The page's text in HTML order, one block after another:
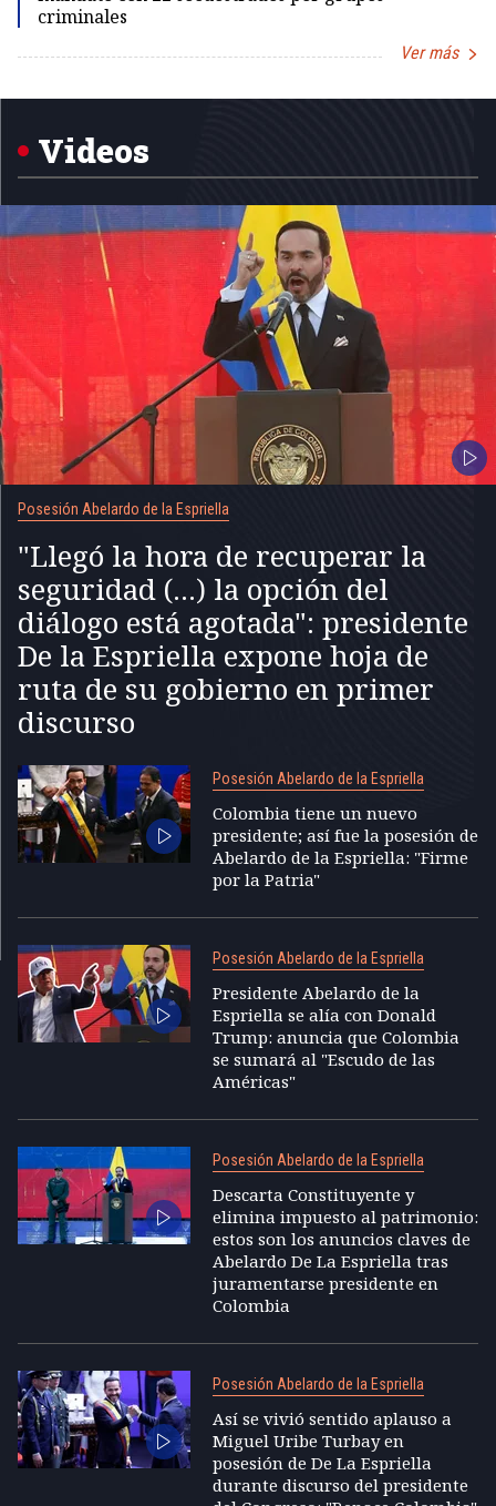
criminales
Ver más
1
Videos
Posesión Abelardo de la Espriella
"Llegó la hora de recuperar la
seguridad (...) la opción del
diálogo está agotada": presidente
De la Espriella expone hoja de
ruta de su gobierno en primer
discurso
Posesión Abelardo de la Espriella
Colombia tiene un nuevo
presidente; así fue la posesión de
Abelardo de la Espriella: "Firme
por la Patria"
Posesión Abelardo de la Espriella
Presidente Abelardo de la
Espriella se alía con Donald
Trump: anuncia que Colombia
se sumará al "Escudo de las
Américas"
Posesión Abelardo de la Espriella
Descarta Constituyente y
elimina impuesto al patrimonio:
estos son los anuncios claves de
Abelardo De La Espriella tras
juramentarse presidente en
Colombia
Posesión Abelardo de la Espriella
Así se vivió sentido aplauso a
Miguel Uribe Turbay en
posesión de De La Espriella
durante discurso del presidente